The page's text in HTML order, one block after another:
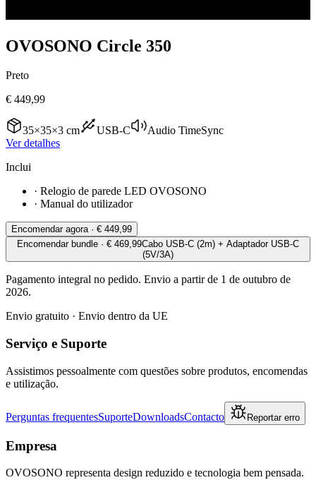
OVOSONO Circle 350
Preto
€ 449,99
35×35×3 cm USB-C
Audio TimeSync
Ver detalhes
Inclui
· Relogio de parede LED OVOSONO
· Manual do utilizador
Encomendar agora· € 449,99
Encomendar bundle · € 469,99Cabo USB-C (2m) + Adaptador USB-C
(5V/3A)
Pagamento integral no pedido. Envio a partir de 1 de outubro de
2026.
Envio gratuito · Envio dentro da UE
Serviço e Suporte
Assistimos pessoalmente com questões sobre produtos, encomendas
e utilização.
Perguntas frequentesSuporteDownloadsContacto Reportar erro
Empresa
OVOSONO representa design reduzido e tecnologia bem pensada.